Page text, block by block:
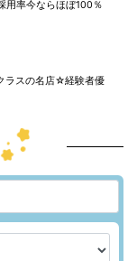
率今ならほぼ100％
ラスの名店☆経験者優